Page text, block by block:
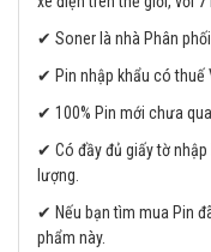
✔ Soner là nhà Phân
✔ Pin nhập khẩu có thuế
✔ 100% Pin mới chưa
✔ Có đầy đủ giấy tờ nhập
lượng.
✔ Nếu bạn tìm mua Pin
phẩm này.